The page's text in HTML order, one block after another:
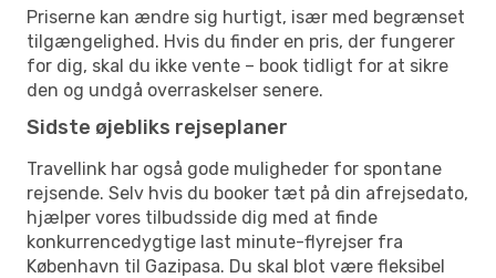
Priserne kan ændre sig hurtigt, især med begrænset
tilgængelighed. Hvis du finder en pris, der fungerer
for dig, skal du ikke vente – book tidligt for at sikre
den og undgå overraskelser senere.
Sidste øjebliks rejseplaner
Travellink har også gode muligheder for spontane
rejsende. Selv hvis du booker tæt på din afrejsedato,
hjælper vores tilbudsside dig med at finde
konkurrencedygtige last minute-flyrejser fra
København til Gazipasa. Du skal blot være fleksibel